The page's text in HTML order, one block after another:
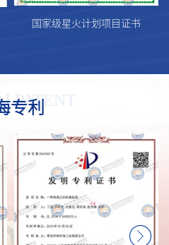
国家级星火计划项目证书
PATENT
专利